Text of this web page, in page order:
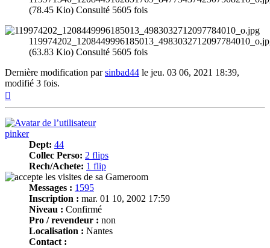
(78.45 Kio) Consulté 5605 fois
(63.83 Kio) Consulté 5605 fois
Dernière modification parsinbad44 le jeu. 03 06, 2021 18:39,
modifié 3 fois.
pinker
Dept: 44
Collec Perso: 2 flips
Rech/Achete: 1 flip
Messages : 1595
Inscription : mar. 01 10, 2002 17:59
Niveau : Confirmé
Pro / revendeur : non
Localisation : Nantes
Contact :